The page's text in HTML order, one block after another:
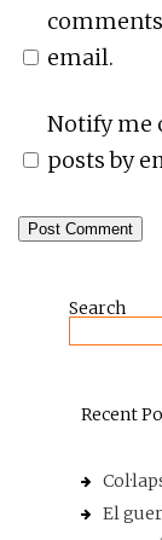
email.
Notify me
posts by
Search
Recent
El